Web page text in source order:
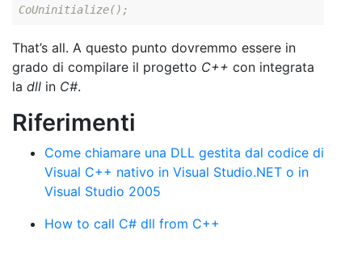
CoUninitialize();
That’s all. A questo punto dovremmo essere in
grado di compilare il progetto C++ con integrata
la dll in C#.
Riferimenti
Come chiamare una DLL gestita dal codice di
Visual C++ nativo in Visual Studio.NET o in
Visual Studio 2005
How to call C# dll from C++